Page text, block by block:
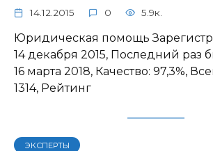
14.12.2015 0 5.9к.
Юридическая помощь
14 декабря 2015, Последний раз
16 марта 2018, Качество: 97,3%,
1314, Рейтинг
ЭКСПЕРТЫ